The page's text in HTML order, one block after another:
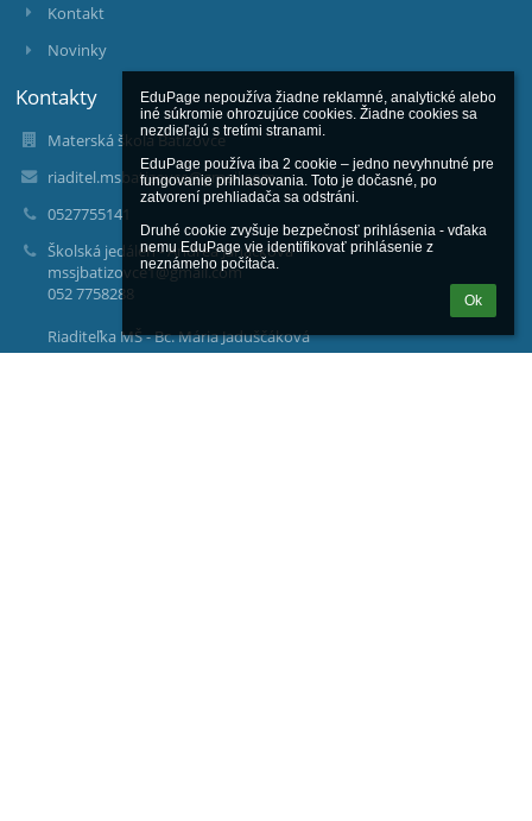
EduPage nepoužíva žiadne reklamné, analytické alebo
iné súkromie ohrozujúce cookies. Žiadne cookies sa
nezdieľajú s tretími stranami.
EduPage používa iba 2 cookie – jedno nevyhnutné pre
fungovanie prihlasovania. Toto je dočasné, po
zatvorení prehliadača sa odstráni.
Druhé cookie zvyšuje bezpečnosť prihlásenia - vďaka
nemu EduPage vie identifikovať prihlásenie z
neznámeho počítača.
Ok
Kontakt
Novinky
Kontakty
Materská škola Batizovce
riaditel.msbatizovce@gmail.com
0527755141
Školská jedáleň - Andrea Janačková
mssjbatizovce1@gmail.com
052 7758288
Riaditeľka MŠ - Bc. Mária Jaduščáková
0911340660